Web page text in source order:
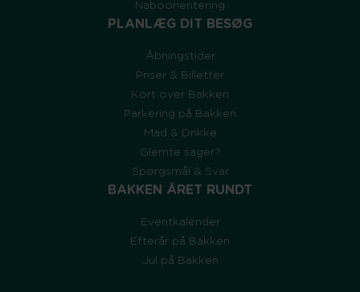
Naboorientering
PLANLÆG DIT BESØG
Åbningstider
Priser & Billetter
Kort over Bakken
Parkering på Bakken
Mad & Drikke
Glemte sager?
Spørgsmål & Svar
BAKKEN ÅRET RUNDT
Eventkalender
Efterår på Bakken
Jul på Bakken